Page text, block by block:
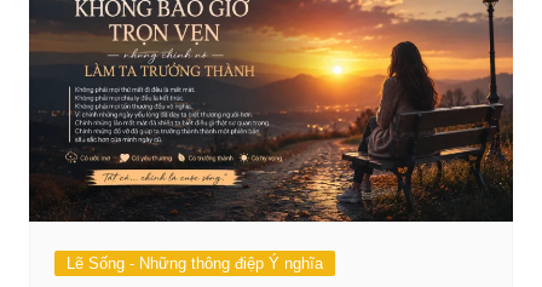
Lẽ Sống - Những thông điệp Ý nghĩa